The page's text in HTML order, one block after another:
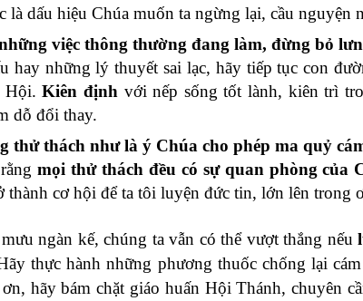
là dấu hiệu Chúa muốn ta ngừng lại, cầu nguyện
việc thông thường đang làm, đừng bỏ
hay những lý thuyết sai lạc, hãy tiếp tục con
Hội.Kiên định với nếp sống tốt lành, kiên trì
dỗ đổi thay.
thử thách như là ý Chúa cho phép ma quỷ
mọi thử thách đều có sự quan phòng của
thành cơ hội để ta tôi luyện đức tin, lớn lên trong
ngàn kế, chúng ta vẫn có thể vượt thắng nếu
thực hành những phương thuốc chống lại
hãy bám chặt giáo huấn Hội Thánh, chuyên